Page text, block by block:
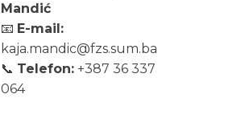
Mandić
📧 E-mail:
kaja.mandic@fzs.sum.ba
📞 Telefon: +387 36 337
064